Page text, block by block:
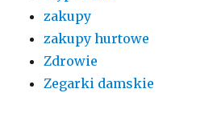
zakupy
zakupy hurtowe
Zdrowie
Zegarki damskie